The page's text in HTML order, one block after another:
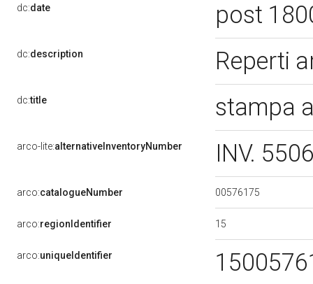
dc:date post
dc:description Reperti
dc:title stampa
arco-lite:alternativeInventoryNumber INV.
arco:catalogueNumber 00576175
arco:regionIdentifier 15
arco:uniqueIdentifier